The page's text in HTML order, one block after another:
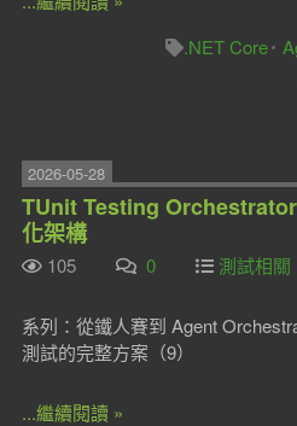
.NET Core
2026-05-28
TUnit Testing
化架構
105 0 測試相關
系列：從鐵人賽到 Agent
測試的完整方案（9）
...繼續閱讀 »